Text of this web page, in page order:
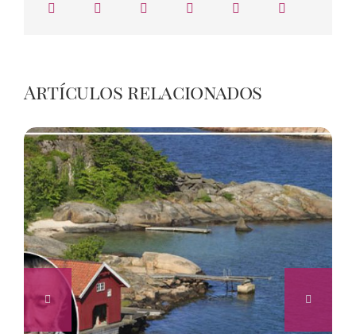
Artículos relacionados